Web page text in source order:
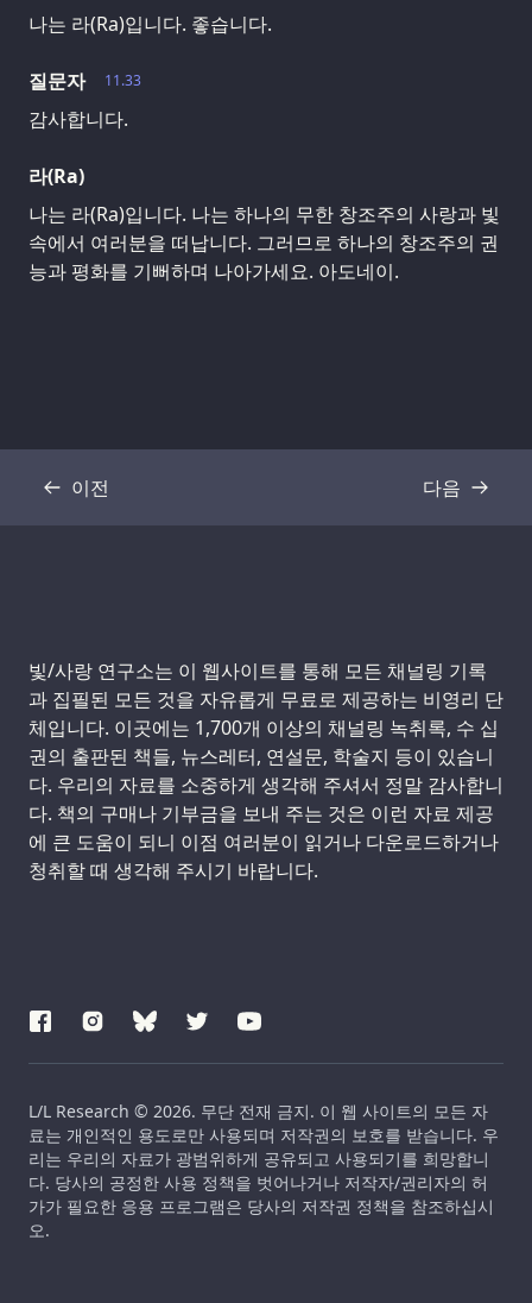
나는 라(Ra)입니다. 좋습니다.
11.33
질문자
감사합니다.
라(Ra)
나는 라(Ra)입니다. 나는 하나의 무한 창조주의 사랑과 빛
속에서 여러분을 떠납니다. 그러므로 하나의 창조주의 권
능과 평화를 기뻐하며 나아가세요. 아도네이.
이전
기록 다음
기록
Support us:
빛/사랑 연구소는 이 웹사이트를 통해 모든 채널링 기록
과 집필된 모든 것을 자유롭게 무료로 제공하는 비영리 단
체입니다. 이곳에는 1,700개 이상의 채널링 녹취록, 수 십
권의 출판된 책들, 뉴스레터, 연설문, 학술지 등이 있습니
다. 우리의 자료를 소중하게 생각해 주셔서 정말 감사합니
다. 책의 구매나 기부금을 보내 주는 것은 이런 자료 제공
에 큰 도움이 되니 이점 여러분이 읽거나 다운로드하거나
청취할 때 생각해 주시기 바랍니다.
L/L Research © 2026. 무단 전재 금지. 이 웹 사이트의 모든 자
료는 개인적인 용도로만 사용되며 저작권의 보호를 받습니다. 우
리는 우리의 자료가 광범위하게 공유되고 사용되기를 희망합니
다. 당사의 공정한 사용 정책을 벗어나거나 저작자/권리자의 허
가가 필요한 응용 프로그램은 당사의 저작권 정책을 참조하십시
오.